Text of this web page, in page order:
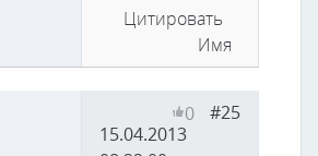
Цитировать
Имя
#25
0
15.04.2013